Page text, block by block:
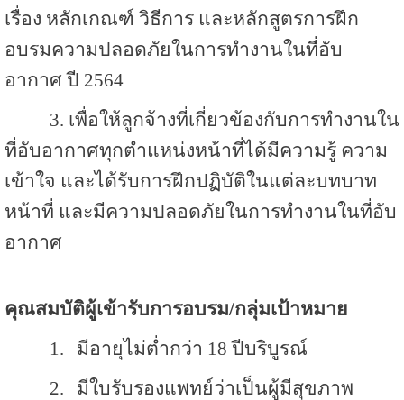
เรื่อง หลักเกณฑ์ วิธีการ และหลักสูตรการฝึก
อบรมความปลอดภัยในการทำงานในที่อับ
อากาศ ปี 2564
3. เพื่อให้ลูกจ้างที่เกี่ยวข้องกับการทำงานใน
ที่อับอากาศทุกตำแหน่งหน้าที่ได้มีความรู้ ความ
เข้าใจ และได้รับการฝึกปฏิบัติในแต่ละบทบาท
หน้าที่ และมีความปลอดภัยในการทำงานในที่อับ
อากาศ
คุณสมบัติผู้เข้ารับการอบรม/กลุ่มเป้าหมาย
1.
มีอายุไม่ต่ำกว่า 18 ปีบริบูรณ์
2.
มีใบรับรองแพทย์ว่าเป็นผู้มีสุขภาพ